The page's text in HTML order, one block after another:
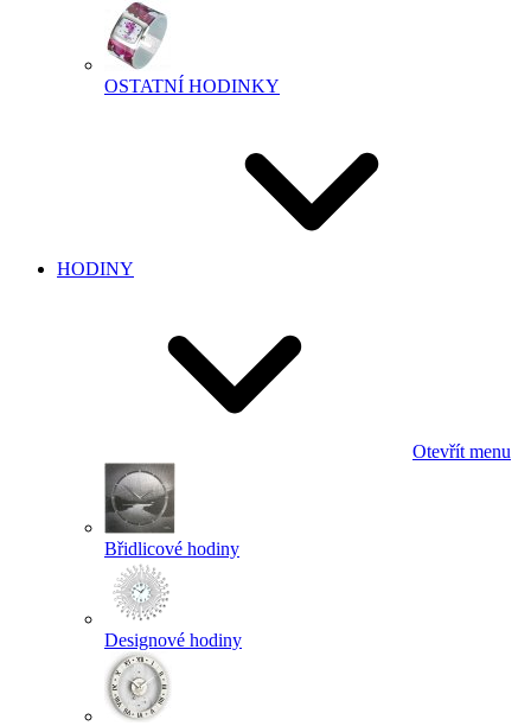
OSTATNÍ HODINKY
HODINY
Otevřít menu
Břidlicové hodiny
Designové hodiny